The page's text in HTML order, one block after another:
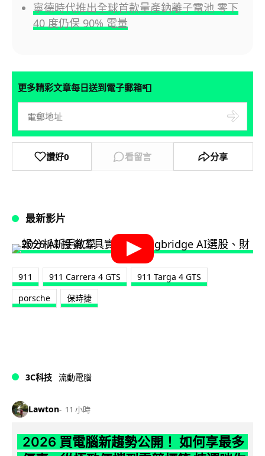
寧德時代推出全球首款量產鈉離子電池 零下
40 度仍保 90% 電量
更多精彩文章每日送到電子郵箱📮
讚好0 看留言 分享
最新影片
911 911 Carrera 4 GTS
911 Targa 4 GTS
porsche
保時捷
3C科技 流動電腦
Lawton 11 小時
2026 買電腦新趨勢公開！ 如何享最多